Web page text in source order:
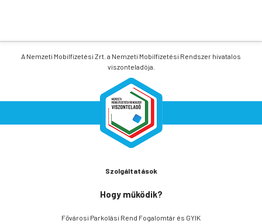
A Nemzeti Mobilfizetési Zrt. a Nemzeti Mobilfizetési Rendszer hivatalos
viszonteladója.
Szolgáltatások
Hogy működik?
Fővárosi Parkolási Rend Fogalomtár és GYIK